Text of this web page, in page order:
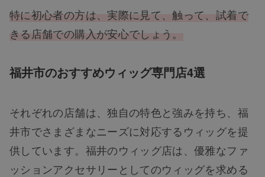
特に初心者の方は、実際に見て、触って、試着で
きる店舗での購入が安心でしょう。
福井市のおすすめウィッグ専門店4選
それぞれの店舗は、独自の特色と強みを持ち、福
井市でさまざまなニーズに対応するウィッグを提
供しています。福井のウィッグ店は、優雅なファ
ッションアクセサリーとしてのウィッグを求める